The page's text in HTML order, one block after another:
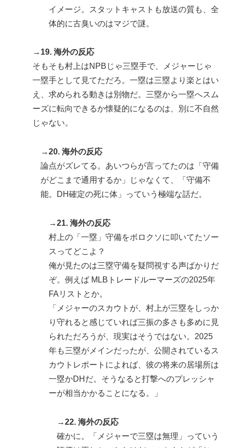
イメージ。スタットキャストも放送の質も、全
体的に古臭いのはマジで謎。
→19. 海外の反応
そもそも村上はNPBじゃ三塁手で、メジャーじゃ
一塁手として見てただろ。一塁は三塁より楽とはい
え、求められる動きは別物だ。三塁から一塁へスム
ーズに転向できるか懐疑的になるのは、別に不自然
じゃない。
→20. 海外の反応
論点がズレてる。あいつらが言ってたのは「守備
がどこまで通用するか」じゃなくて、「守備不
能。DH確定の死に体」っていう極端な話だ。
→21. 海外の反応
村上の「一塁」守備をボロクソに叩いてたソー
スってどこよ？
俺が見たのは三塁守備を疑問視する声ばかりだ
ぞ。例えば MLBトレードルーマーズの2025年
FAリストとか。
「メジャーのスカウトが、村上が三塁をしっか
り守れると感じていれば三振の多さも多めに見
られただろうが、現実はそうではない。2025
年も三塁がメインだったが、公開されているス
カウトレポートによれば、彼の将来の居場所は
一塁かDHだ。そうなると打撃へのプレッシャ
ーが相当かかることになる。」
→22. 海外の反応
確かに。「メジャーで三塁は無理」っていう